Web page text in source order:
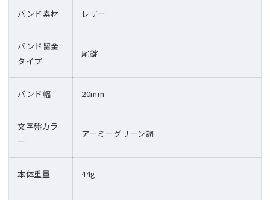
バンド素材 レザー
バンド留金
タイプ
尾錠
バンド幅 20mm
文字盤カラ
ー
アーミーグリーン調
本体重量 44g